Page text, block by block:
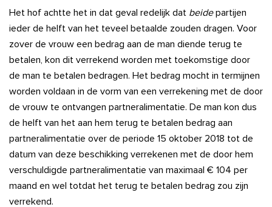
Het hof achtte het in dat geval redelijk dat beidepartijen
ieder de helft van het teveel betaalde zouden dragen. Voor
zover de vrouw een bedrag aan de man diende terug te
betalen, kon dit verrekend worden met toekomstige door
de man te betalen bedragen. Het bedrag mocht in termijnen
worden voldaan in de vorm van een verrekening met de door
de vrouw te ontvangen partneralimentatie. De man kon dus
de helft van het aan hem terug te betalen bedrag aan
partneralimentatie over de periode 15 oktober 2018 tot de
datum van deze beschikking verrekenen met de door hem
verschuldigde partneralimentatie van maximaal € 104 per
maand en wel totdat het terug te betalen bedrag zou zijn
verrekend.